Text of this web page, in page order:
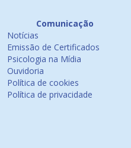
Comunicação
Notícias
Emissão de Certificados
Psicologia na Mídia
Ouvidoria
Política de cookies
Política de privacidade